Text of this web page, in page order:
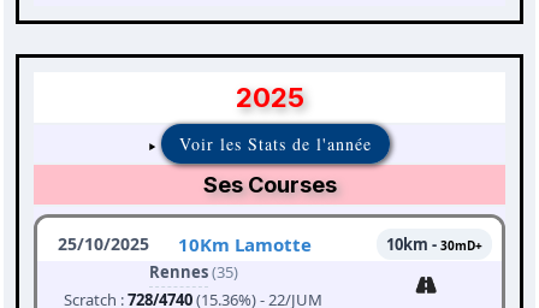
2025
Voir les Stats de l'année
Ses Courses
25/10/2025 10Km Lamotte 10km - 30mD+
Rennes(35)
Scratch :728/4740(15.36%) - 22/JUM